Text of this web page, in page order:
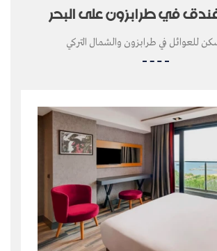
في طرابزون على البحر
للعوائل في طرابزون والشمال التركي